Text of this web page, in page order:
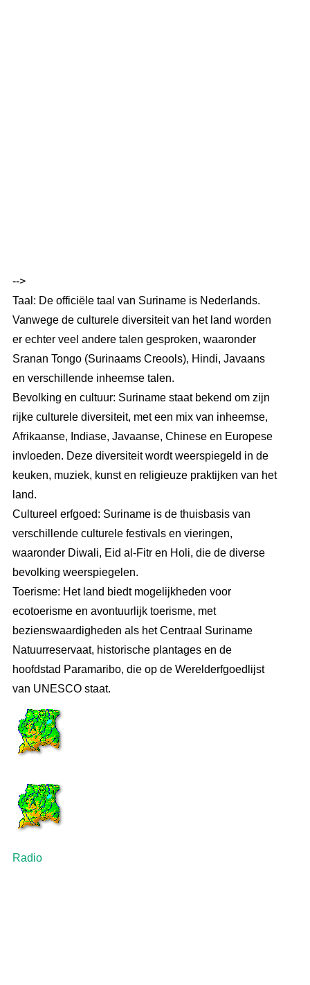
-->
Taal: De officiële taal van Suriname is Nederlands.
Vanwege de culturele diversiteit van het land worden
er echter veel andere talen gesproken, waaronder
Sranan Tongo (Surinaams Creools), Hindi, Javaans
en verschillende inheemse talen.
Bevolking en cultuur: Suriname staat bekend om zijn
rijke culturele diversiteit, met een mix van inheemse,
Afrikaanse, Indiase, Javaanse, Chinese en Europese
invloeden. Deze diversiteit wordt weerspiegeld in de
keuken, muziek, kunst en religieuze praktijken van het
land.
Cultureel erfgoed: Suriname is de thuisbasis van
verschillende culturele festivals en vieringen,
waaronder Diwali, Eid al-Fitr en Holi, die de diverse
bevolking weerspiegelen.
Toerisme: Het land biedt mogelijkheden voor
ecotoerisme en avontuurlijk toerisme, met
bezienswaardigheden als het Centraal Suriname
Natuurreservaat, historische plantages en de
hoofdstad Paramaribo, die op de Werelderfgoedlijst
van UNESCO staat.
Radio